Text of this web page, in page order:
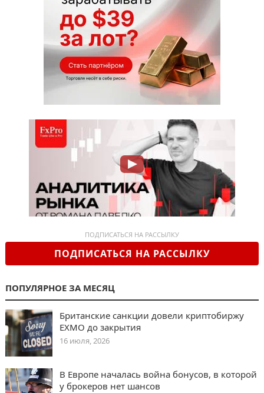
ПОДПИСАТЬСЯ НА РАССЫЛКУ
ПОДПИСАТЬСЯ НА РАССЫЛКУ
ПОПУЛЯРНОЕ ЗА МЕСЯЦ
Британские санкции довели криптобиржу
EXMO до закрытия
16 июля, 2026
В Европе началась война бонусов, в которой
у брокеров нет шансов